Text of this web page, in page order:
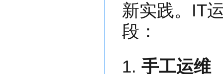
新实践。IT
段：
1.手工运维